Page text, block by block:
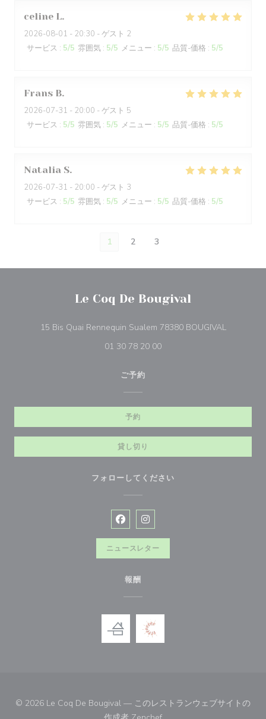
celine L
2026-08-01 - 20:30 - ゲスト 2
サービス : 5/5 雰囲気 : 5/5 メニュー : 5/5 品質-価格 : 5/5
Frans B
2026-07-31 - 20:00 - ゲスト 5
サービス : 5/5 雰囲気 : 5/5 メニュー : 5/5 品質-価格 : 5/5
Natalia S
2026-07-31 - 20:00 - ゲスト 3
サービス : 5/5 雰囲気 : 5/5 メニュー : 5/5 品質-価格 : 5/5
1 2 3
Le Coq De Bougival
15 Bis Quai Rennequin Sualem 78380 BOUGIVAL((新しい
01 30 78 20 00
ご予約
予約
貸し切り
フォローしてください
Facebook ((新しいウィンドウで
Instagram ((新しいウィンド
ニュースレター
報酬
© 2026 Le Coq De Bougival — このレストランウェブサイトの